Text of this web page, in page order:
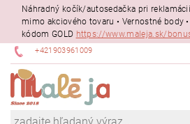
Náhradný kočík/autosedačka pri
mimo akciového tovaru • Vernostné body
kódom GOLD https://www.maleja.sk/
+421903961009